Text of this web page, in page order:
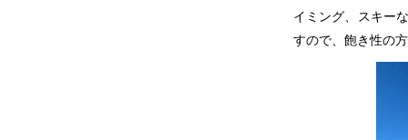
イミング、スキー
すので、飽き性の